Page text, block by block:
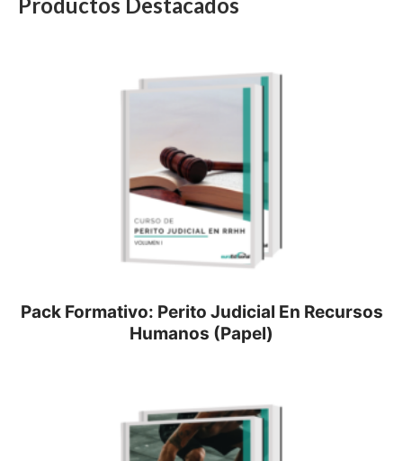
Pack Formativo: Perito Judicial En Recursos
Humanos (Papel)